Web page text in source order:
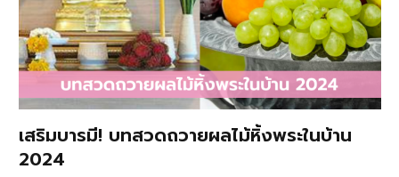
เสริมบารมี! บทสวดถวายผลไม้หิ้งพระในบ้าน
2024